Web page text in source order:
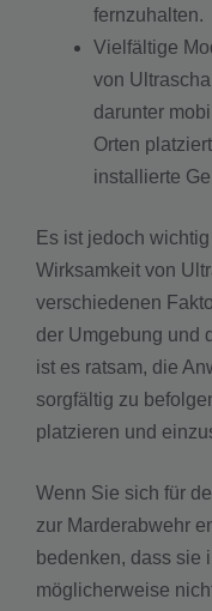
fernzuhalten.
Vielfältige
von
darunter
Orten
installierte
Es ist jedoch
Wirksamkeit von
verschiedenen
der Umgebung und
ist es ratsam, die
sorgfältig zu
platzieren und
Wenn Sie sich für
zur Marderabwehr
bedenken, dass sie
möglicherweise